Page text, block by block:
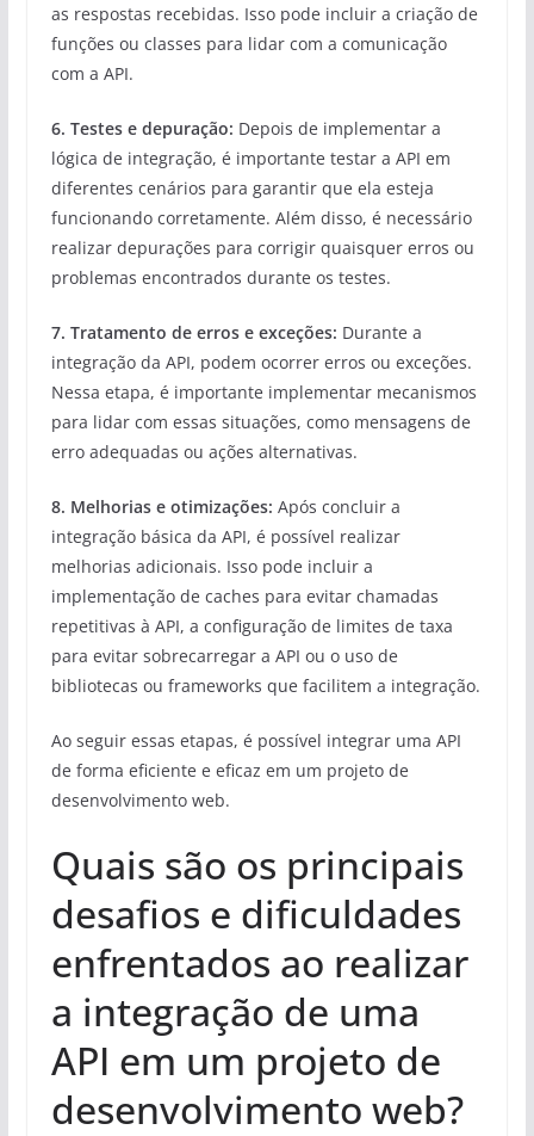
as respostas recebidas. Isso pode incluir a criação de
funções ou classes para lidar com a comunicação
com a API.
6. Testes e depuração: Depois de implementar a
lógica de integração, é importante testar a API em
diferentes cenários para garantir que ela esteja
funcionando corretamente. Além disso, é necessário
realizar depurações para corrigir quaisquer erros ou
problemas encontrados durante os testes.
7. Tratamento de erros e exceções: Durante a
integração da API, podem ocorrer erros ou exceções.
Nessa etapa, é importante implementar mecanismos
para lidar com essas situações, como mensagens de
erro adequadas ou ações alternativas.
8. Melhorias e otimizações: Após concluir a
integração básica da API, é possível realizar
melhorias adicionais. Isso pode incluir a
implementação de caches para evitar chamadas
repetitivas à API, a configuração de limites de taxa
para evitar sobrecarregar a API ou o uso de
bibliotecas ou frameworks que facilitem a integração.
Ao seguir essas etapas, é possível integrar uma API
de forma eficiente e eficaz em um projeto de
desenvolvimento web.
Quais são os principais
desafios e dificuldades
enfrentados ao realizar
a integração de uma
API em um projeto de
desenvolvimento web?